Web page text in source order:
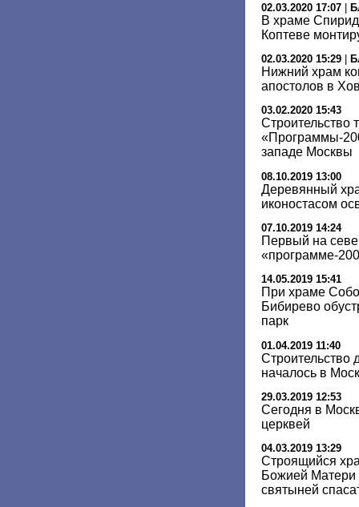
02.03.2020 17:07 |
В храме
Коптеве
02.03.2020 15:29
Нижний храм
апостолов в
03.02.2020 15:43
Строительство
«Программы-
западе Москвы
08.10.2019 13:00
Деревянный
иконостасом
07.10.2019 14:24
Первый на
«программе-
14.05.2019 15:41
При храме
Бибирево
парк
01.04.2019 11:40
Строительство
началось в
29.03.2019 12:53
Сегодня в
церквей
04.03.2019 13:29
Строящийся
Божией Матери
святыней